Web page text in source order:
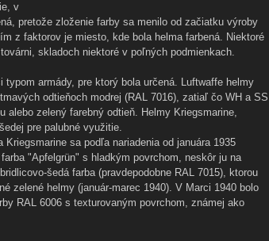
v
pretože zloženie farby sa menilo od začiatku výroby
z faktorov je miesto, kde bola helma farbená. Niektoré
skladoch niektoré v poľných podmienkach.
typom armády, pre ktorý bola určená. Luftwaffe helmy
odtieňoch modrej (RAL 7016), zatiaľ čo WH a SS
alebo zelený farebný odtieň. Helmy Kriegsmarine,
pre palubné využitie.
Kriegsmarine sa podľa nariadenia od januára 1935
"Apfelgrün" s hladkým povrchom, neskôr ju na
šedá farba (pravdepodobne RAL 7015), ktorou
zelené helmy (január-marec 1940). V Marci 1940 bolo
RAL 6006 s texturovaným povrchom, známej ako